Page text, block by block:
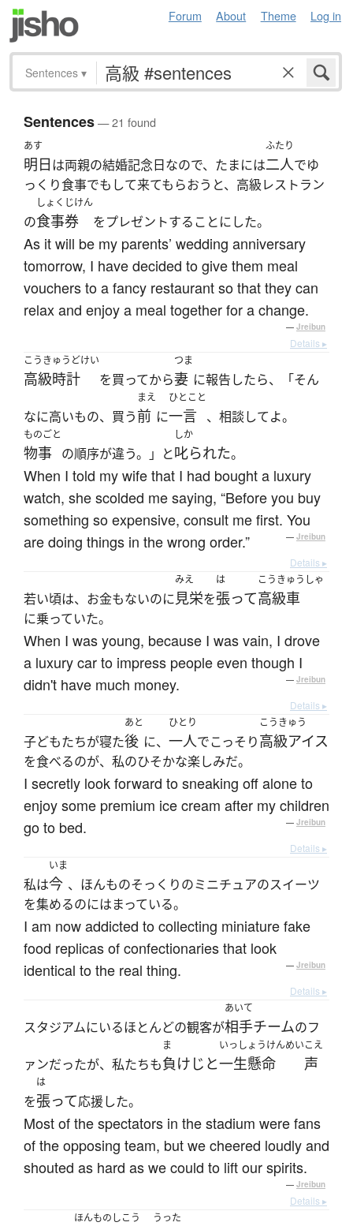
Forum About Theme Log in
Sentences ▾
Sentences— 21 found
あす
明日は両親の結婚記念日なので、たまには
ふたり
二人でゆ
っくり食事でもして来てもらおうと、高級レストラン
の
しょくじけん
食事券 をプレゼントすることにした。
As it will be my parents’ wedding anniversary
tomorrow, I have decided to give them meal
vouchers to a fancy restaurant so that they can
relax and enjoy a meal together for a change.
— Jreibun
Details ▸
こうきゅうどけい
高級時計 を買ってから
つま
妻 に報告したら、「そん
なに高いもの、買う
まえ
前 に
ひとこと
一言 、相談してよ。
ものごと
物事 の順序が違う。」と
しか
叱られた。
When I told my wife that I had bought a luxury
watch, she scolded me saying, “Before you buy
something so expensive, consult me first. You
are doing things in the wrong order.”
— Jreibun
Details ▸
若い頃は、お金もないのに
みえ
見栄を
は
張って
こうきゅうしゃ
高級車
に乗っていた。
When I was young, because I was vain, I drove
a luxury car to impress people even though I
didn't have much money.
— Jreibun
Details ▸
子どもたちが寝た
あと
後 に、
ひとり
一人でこっそり
こうきゅう
高級アイス
を食べるのが、私のひそかな楽しみだ。
I secretly look forward to sneaking off alone to
enjoy some premium ice cream after my children
go to bed.
— Jreibun
Details ▸
私は
いま
今 、ほんものそっくりのミニチュアのスイーツ
を集めるのにはまっている。
I am now addicted to collecting miniature fake
food replicas of confectionaries that look
identical to the real thing.
— Jreibun
Details ▸
スタジアムにいるほとんどの観客が
あいて
相手チームのフ
ァンだったが、私たちも
ま
負けじと
いっしょうけんめい
一生懸命
こえ
声
を
は
張って応援した。
Most of the spectators in the stadium were fans
of the opposing team, but we cheered loudly and
shouted as hard as we could to lift our spirits.
— Jreibun
Details ▸
ほんものしこう うった